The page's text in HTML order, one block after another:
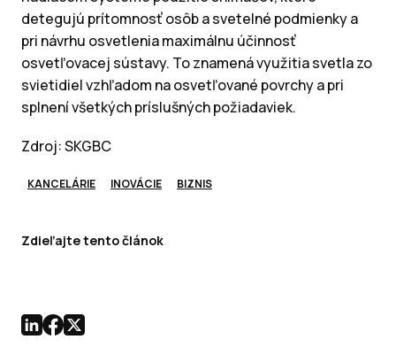
detegujú prítomnosť osôb a svetelné podmienky a
pri návrhu osvetlenia maximálnu účinnosť
osvetľovacej sústavy. To znamená využitia svetla zo
svietidiel vzhľadom na osvetľované povrchy a pri
splnení všetkých príslušných požiadaviek.
Zdroj: SKGBC
KANCELÁRIE INOVÁCIE BIZNIS
Zdieľajte tento článok